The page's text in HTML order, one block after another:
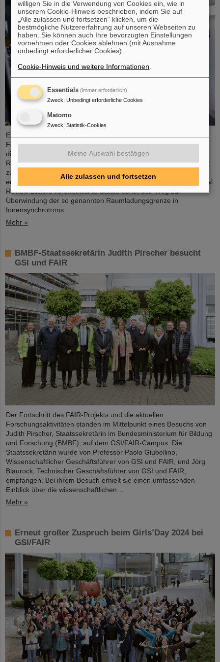
Eine neue umfassende Simulationsstudie von GSI/FAIR-
Forschenden zeigt das Potenzial von gepulsten Elektronenlinsen,
die höchste erreichbare Intensität von Ionenstrahlen in den
Ringbeschleunigern deutlich zu erhöhen. Diese neuartige Technik
zur Kompensation von Raumladungen wird bei GSI/FAIR
entwickelt, wo auch ein Prototyp in Vorbereitung ist. Die in Physical
Review Letters veröffentlichte Studie ebnet den Weg zur
Überwindung der so genannten Raumladungsgrenze in
Ionensynchrotrons.
Mehr »
BMBF-Staatssekretärin Judith Pirscher besucht
GSI und FAIR
Der Fortschritt des FAIR-Projekts und die aktuellen
Forschungsaktivitäten standen im Mittelpunkt eines Besuchs von
Judith Pirscher, Staatssekretärin im Bundesministerium für Bildung
und Forschung (BMBF), auf dem GSI/FAIR-Campus. Die
Staatssekretärin wurde von Professor Paolo Giubellino,
Wissenschaftlicher Geschäftsführer von GSI und FAIR, und Jörg
Blaurock, Technischer Geschäftsführer von GSI und FAIR,
empfangen. Bei ihrem Besuch erhielt sie einen umfassenden
Einblick über die wissenschaftlichen…
Mehr »
Erneut großer Zuspruch beim Girls’Day 2024 bei
GSI/FAIR
willigen Sie in die Verwendung von Cookies ein, wie in
unserem Cookie-Hinweis beschrieben, indem Sie auf
„Alle zulassen und fortsetzen“ klicken, um die
bestmögliche Nutzererfahrung auf unseren Webseiten zu
haben. Sie können auch Ihre bevorzugten Einstellungen
vornehmen oder Cookies ablehnen (mit Ausnahme
unbedingt erforderlicher Cookies).
Cookie-Hinweis und weitere Informationen
Essentials (immer erforderlich)
Zweck: Unbedingt erforderliche Cookies
Matomo
Zweck: Statistik-Cookies
Meine Auswahl bestätigen
Alle zulassen und fortsetzen